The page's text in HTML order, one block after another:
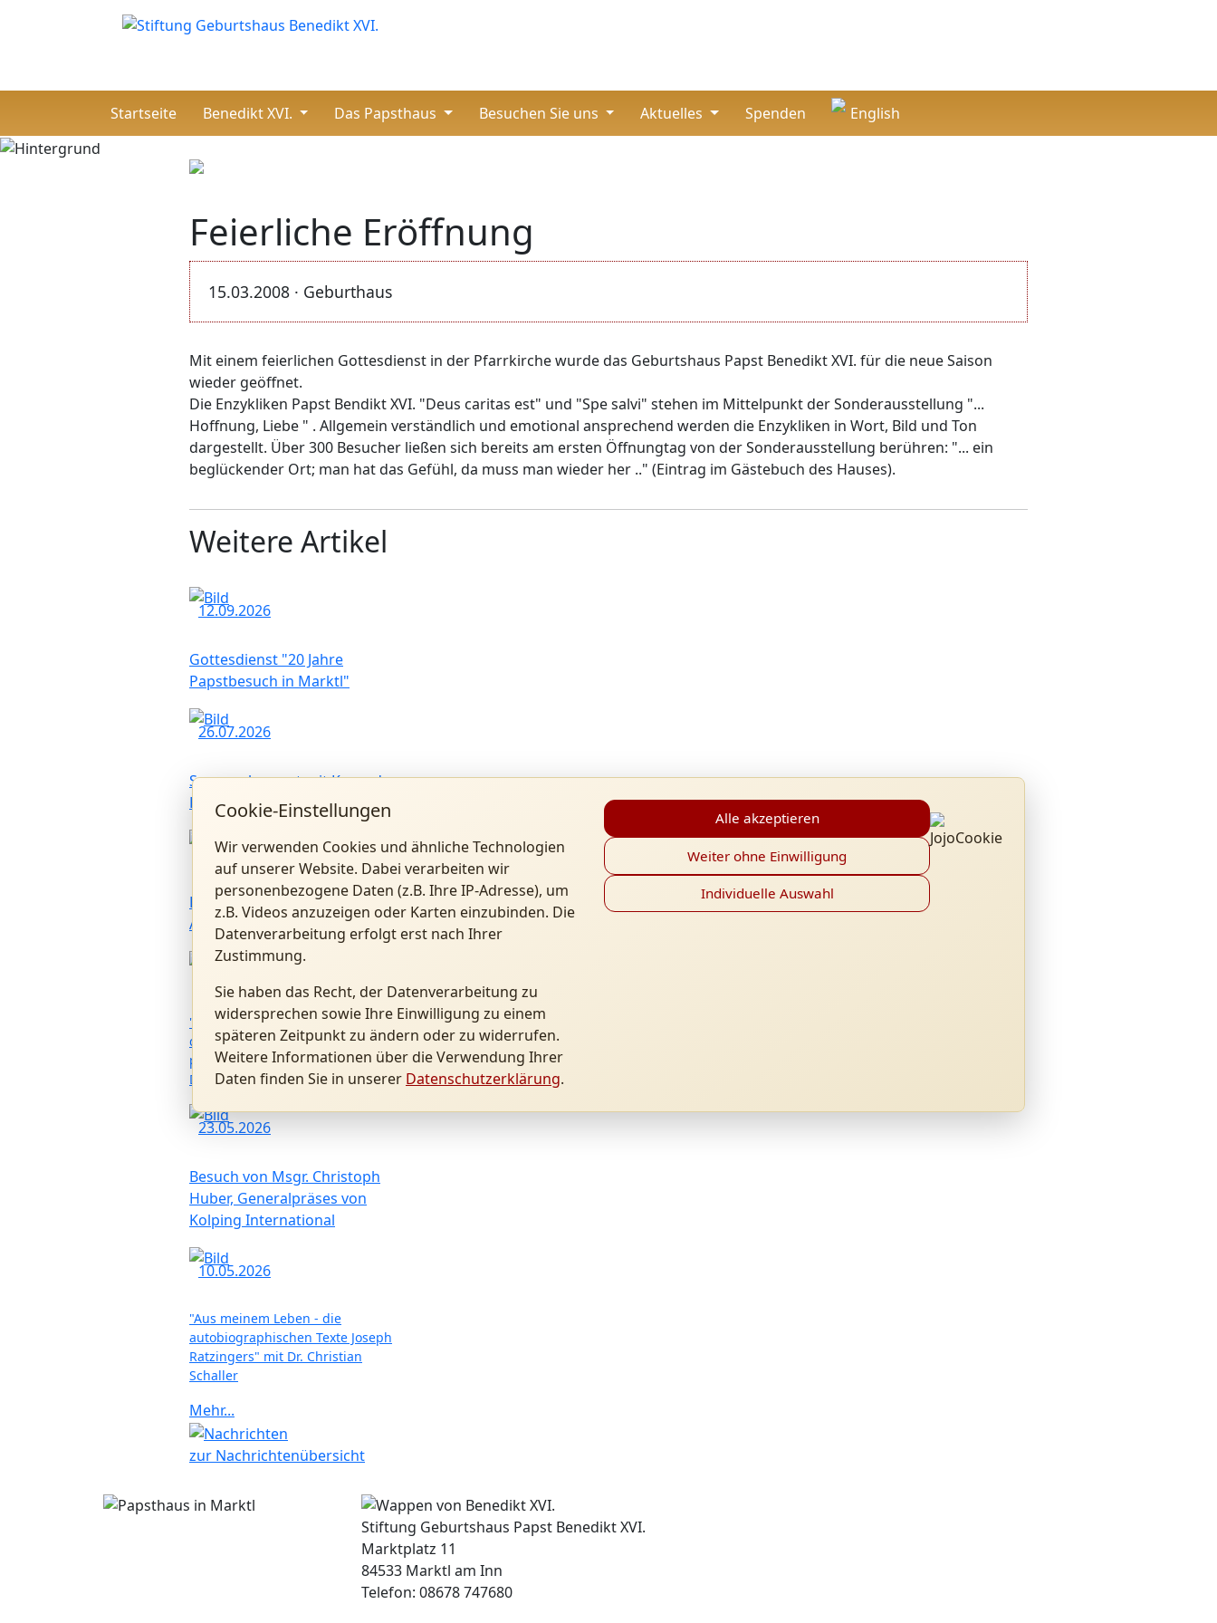
Startseite(current)
Benedikt XVI. Das Papsthaus Besuchen Sie uns Aktuelles Spenden English
Feierliche Eröffnung
15.03.2008 · Geburthaus
Mit einem feierlichen Gottesdienst in der Pfarrkirche wurde das Geburtshaus Papst Benedikt XVI. für die neue Saison
wieder geöffnet.
Die Enzykliken Papst Bendikt XVI. "Deus caritas est" und "Spe salvi" stehen im Mittelpunkt der Sonderausstellung "...
Hoffnung, Liebe " . Allgemein verständlich und emotional ansprechend werden die Enzykliken in Wort, Bild und Ton
dargestellt. Über 300 Besucher ließen sich bereits am ersten Öffnungtag von der Sonderausstellung berühren: "... ein
beglückender Ort; man hat das Gefühl, da muss man wieder her .." (Eintrag im Gästebuch des Hauses).
Weitere Artikel
12.09.2026
Gottesdienst "20 Jahre
Papstbesuch in Marktl"
26.07.2026
Sommerkonzert mit Konrad
Raischl und Band
01.07.2026
Benedikt XVI. Forum in
Altötting
"Kardinal Ratzinger als Präfekt
der Glaubenskongregation:
persönliche Erinnerungen" mit P.
Dr. Hermann Geißler FSO
23.05.2026
Besuch von Msgr. Christoph
Huber, Generalpräses von
Kolping International
10.05.2026
"Aus meinem Leben - die
autobiographischen Texte Joseph
Ratzingers" mit Dr. Christian
Schaller
Mehr...
zur Nachrichtenübersicht
Stiftung Geburtshaus Papst Benedikt XVI.
Marktplatz 11
84533 Marktl am Inn
Telefon: 08678 747680
Cookie-Einstellungen
Wir verwenden Cookies und ähnliche Technologien
auf unserer Website. Dabei verarbeiten wir
personenbezogene Daten (z.B. Ihre IP-Adresse), um
z.B. Videos anzuzeigen oder Karten einzubinden. Die
Datenverarbeitung erfolgt erst nach Ihrer
Zustimmung.
Sie haben das Recht, der Datenverarbeitung zu
widersprechen sowie Ihre Einwilligung zu einem
späteren Zeitpunkt zu ändern oder zu widerrufen.
Weitere Informationen über die Verwendung Ihrer
Daten finden Sie in unserer Datenschutzerklärung.
Alle akzeptieren
Weiter ohne Einwilligung
Individuelle Auswahl